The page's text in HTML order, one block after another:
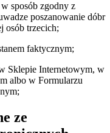
sposób zgodny z
poszanowanie dóbr
osób trzecich;
faktycznym;
Sklepie Internetowym, w
albo w Formularzu
ze